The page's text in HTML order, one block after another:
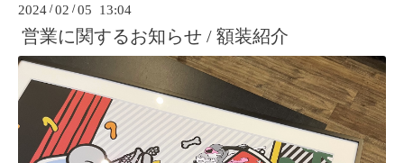
2024 /02 /05 13:04
営業に関するお知らせ / 額装紹介